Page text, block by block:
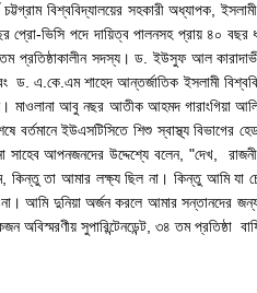
বিশ্ববিদ্যালয়ের সহকারী অধ্যাপক,
ভিসি পদে দায়িত্ব পালনসহ প্রায় ৪০ বছর
প্রতিষ্ঠাকালীন সদস্য। ড. ইউসুফ আল
ড. এ.কে.এম শাহেদ আন্তর্জাতিক ইসলামী
আবু নছর আতীক আহমদ গারাংগিয়া
বর্তমানে ইউএসটিসিতে শিশু স্বাস্থ্য বিভাগের
সাহেব আপনজনদের উদ্দেশ্যে বলেন, "দেখ,
কিন্তু তা আমার লক্ষ্য ছিল না। কিন্তু আমি যা
আমি দুনিয়া অর্জন করলে আমার সন্তানদের
অবিস্মরণীয় সুপারিন্টেনডেন্ট, ৩৪ তম প্রতিষ্ঠা